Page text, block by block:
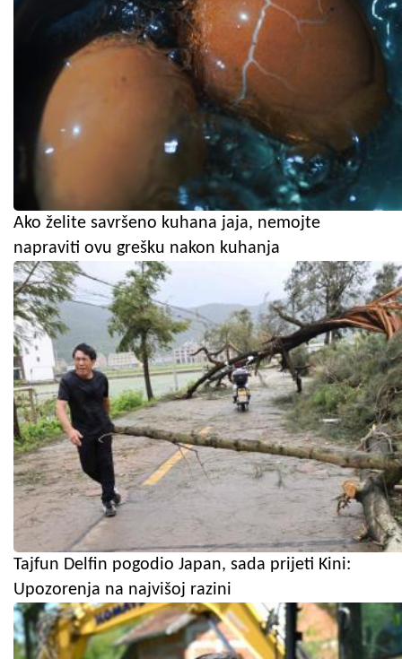
Ako želite savršeno kuhana jaja, nemojte
napraviti ovu grešku nakon kuhanja
Tajfun Delfin pogodio Japan, sada prijeti Kini:
Upozorenja na najvišoj razini